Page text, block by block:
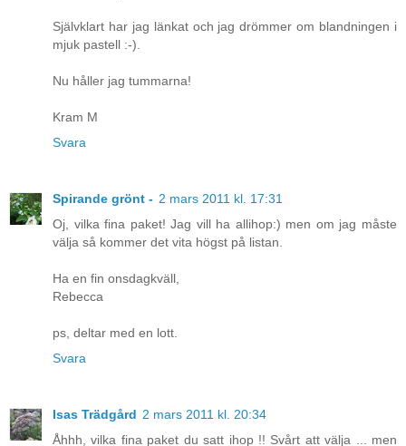
Självklart har jag länkat och jag drömmer om blandningen i
mjuk pastell :-).
Nu håller jag tummarna!
Kram M
Svara
Spirande grönt - 2 mars 2011 kl. 17:31
Oj, vilka fina paket! Jag vill ha allihop:) men om jag måste
välja så kommer det vita högst på listan.
Ha en fin onsdagkväll,
Rebecca
ps, deltar med en lott.
Svara
Isas Trädgård 2 mars 2011 kl. 20:34
Åhhh, vilka fina paket du satt ihop !! Svårt att välja ... men